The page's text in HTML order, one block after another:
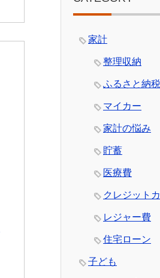
家計
整理収納
ふるさと納税
マイカー
家計の悩み
貯蓄
医療費
クレジット
レジャー費
住宅ローン
子ども